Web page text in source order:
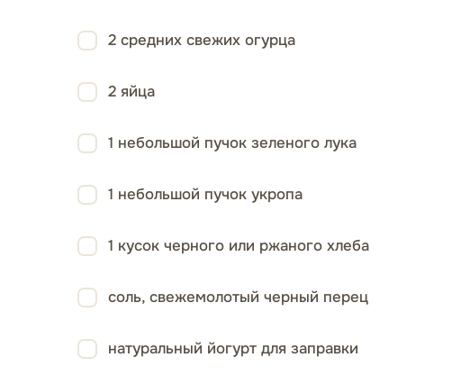
2 средних свежих огурца
2 яйца
1 небольшой пучок зеленого лука
1 небольшой пучок укропа
1 кусок черного или ржаного хлеба
соль, свежемолотый черный перец
натуральный йогурт для заправки